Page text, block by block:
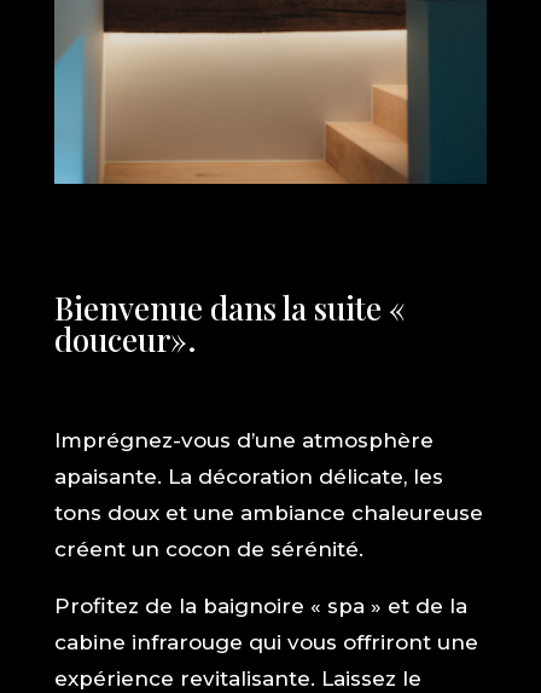
Bienvenue dans la suite «
douceur».
Imprégnez-vous d’une atmosphère
apaisante. La décoration délicate, les
tons doux et une ambiance chaleureuse
créent un cocon de sérénité.
Profitez de la baignoire « spa » et de la
cabine infrarouge qui vous offriront une
expérience revitalisante. Laissez le